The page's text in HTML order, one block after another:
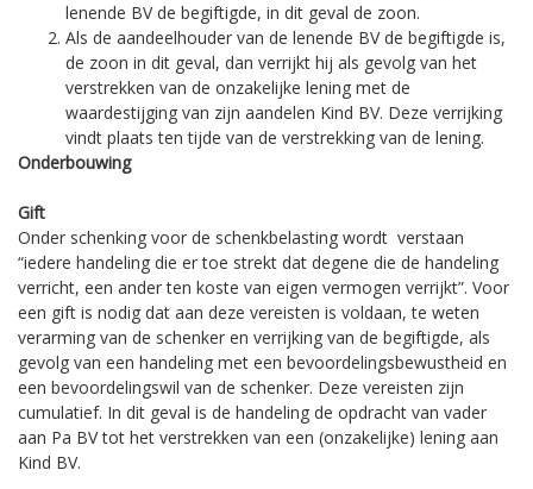
lenende BV de begiftigde, in dit geval de zoon.
Als de aandeelhouder van de lenende BV de begiftigde is,
de zoon in dit geval, dan verrijkt hij als gevolg van het
verstrekken van de onzakelijke lening met de
waardestijging van zijn aandelen Kind BV. Deze verrijking
vindt plaats ten tijde van de verstrekking van de lening.
Onderbouwing
Gift
Onder schenking voor de schenkbelasting wordt verstaan
“iedere handeling die er toe strekt dat degene die de handeling
verricht, een ander ten koste van eigen vermogen verrijkt”. Voor
een gift is nodig dat aan deze vereisten is voldaan, te weten
verarming van de schenker en verrijking van de begiftigde, als
gevolg van een handeling met een bevoordelingsbewustheid en
een bevoordelingswil van de schenker. Deze vereisten zijn
cumulatief. In dit geval is de handeling de opdracht van vader
aan Pa BV tot het verstrekken van een (onzakelijke) lening aan
Kind BV.